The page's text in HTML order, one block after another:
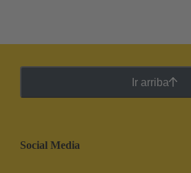
Ir arriba
Social Media